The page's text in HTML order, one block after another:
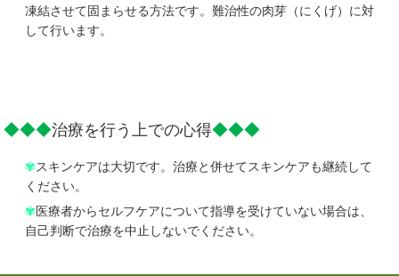
凍結させて固まらせる方法です。難治性の肉芽（にくげ）に対
して行います。
◆◆◆治療を行う上での心得◆◆◆
✾スキンケアは大切です。治療と併せてスキンケアも継続して
ください。
✾医療者からセルフケアについて指導を受けていない場合は、
自己判断で治療を中止しないでください。